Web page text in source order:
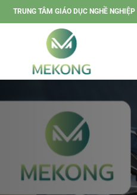
Chuyển
đến
TRUNG TÂM GIÁO DỤC NGHỀ